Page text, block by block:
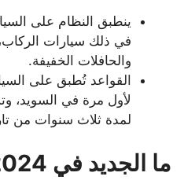
ينطبق النظام على
في ذلك سيارات
والحافلات الخفيفة.
القواعد تُطبق على
لأول مرة في السويد،
لمدة ثلاث سنوات من
ما الجديد في 2024؟